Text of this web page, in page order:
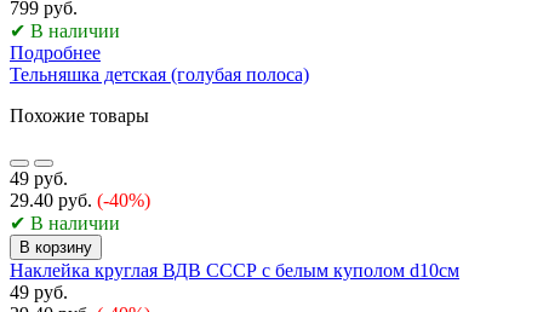
799 руб.
✔ В наличии
Подробнее
Тельняшка детская (голубая полоса)
Похожие товары
49 руб.
29.40 руб. (-40%)
✔ В наличии
В корзину
Наклейка круглая ВДВ СССР с белым куполом d10см
49 руб.